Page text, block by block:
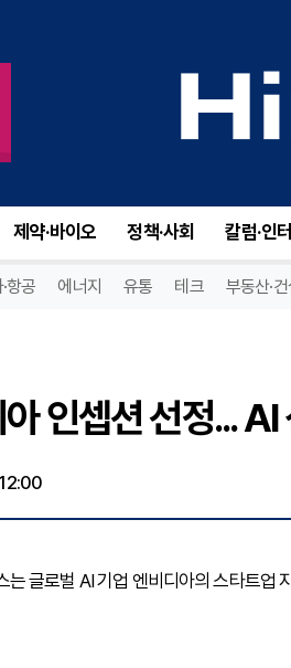
제약·바이오 정책·사회 칼럼·인
항공 에너지 유통 테크 부동산·건
인셉션 선정...
글로벌 AI 기업 엔비디아의 스타트업